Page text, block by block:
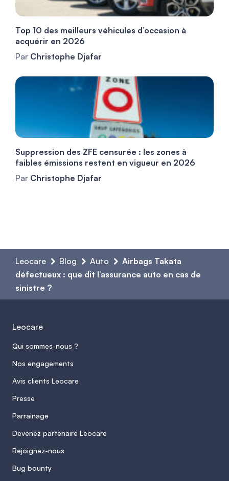
Leocare Blog Auto
Airbags Takata
défectueux : que dit l’assurance auto en cas de
sinistre ?
Top 10 des meilleurs véhicules d’occasion à
acquérir en 2026
Par Christophe Djafar
Suppression des ZFE censurée : les zones à
faibles émissions restent en vigueur en 2026
Par Christophe Djafar
Leocare
Qui sommes-nous ?
Nos engagements
Avis clients Leocare
Presse
Parrainage
Devenez partenaire Leocare
Rejoignez-nous
Bug bounty